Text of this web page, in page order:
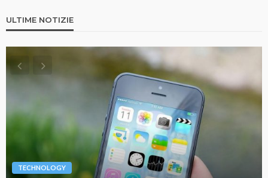
ULTIME NOTIZIE
TECHNOLOGY